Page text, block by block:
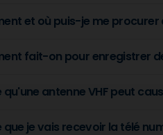
et où puis-je me
fait-on pour enregistrer
qu'une antenne VHF peut
que je vais recevoir la télé